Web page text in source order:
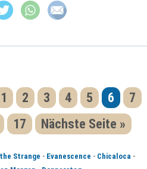
1 2 3 4 5 6
7
17 Nächste Seite »
Strange - Evanescence - Chicaloca -